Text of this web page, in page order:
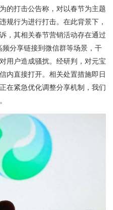
的打击公告称，对以春节为主题
规行为进行打击。在此背景下，
，其相关春节营销活动存在通过
频分享链接到微信群等场景，干
用户造成骚扰。经研判，对元宝
内直接打开。相关处置措施即日
在紧急优化调整分享机制，我们